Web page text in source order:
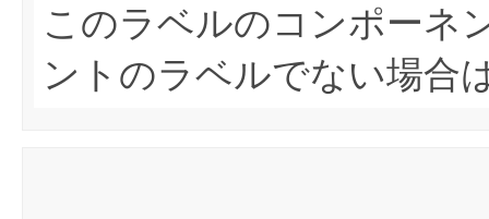
このラベルのコンポーネ
ントのラベルでない場合